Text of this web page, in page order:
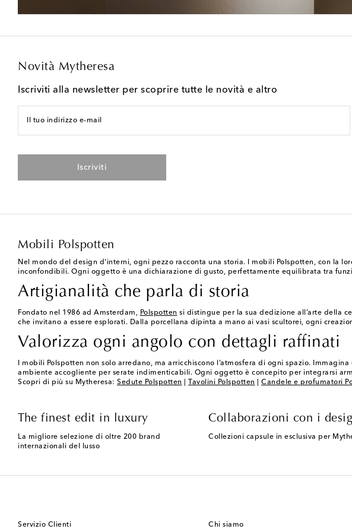
Novità Mytheresa
Iscriviti alla newsletter per scoprire tutte le novità e altro
Il tuo indirizzo e-mail
Iscriviti
Mobili Polspotten
Nel mondo del design d'interni, ogni pezzo racconta una storia. I mobili Polspotten, con la
inconfondibili. Ogni oggetto è una dichiarazione di gusto, perfettamente equilibrata tra
Artigianalità che parla di storia
Fondato nel 1986 ad Amsterdam, Polspotten si distingue per la sua dedizione all’arte della
che invitano a essere esplorati. Dalla porcellana dipinta a mano ai vasi scultorei, ogni
Valorizza ogni angolo con dettagli raffinati
I mobili Polspotten non solo arredano, ma arricchiscono l’atmosfera di ogni spazio.
ambiente accogliente per serate indimenticabili. Ogni oggetto è concepito per integrarsi
Scopri di più su Mytheresa: Sedute Polspotten Tavolini Polspotten Candele e profumatori
The finest edit in luxury
La migliore selezione di oltre 200 brand
internazionali del lusso
Collaborazioni con i
Collezioni capsule in esclusiva per
Servizio Clienti Chi siamo